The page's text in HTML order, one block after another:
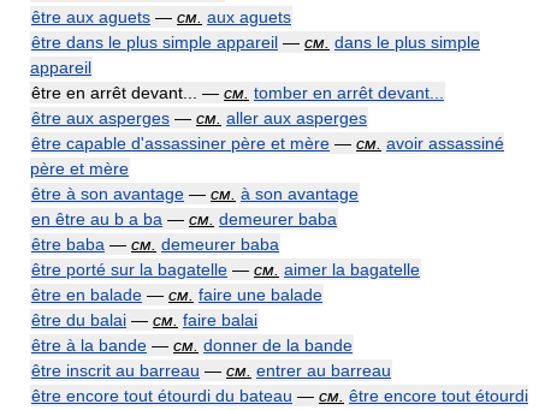
être aux aguets — см. aux aguets
être dans le plus simple appareil — см. dans le plus simple
appareil
être en arrêt devant... — см. tomber en arrêt devant...
être aux asperges — см. aller aux asperges
être capable d'assassiner père et mère — см. avoir assassiné
père et mère
être à son avantage — см. à son avantage
en être au b a ba — см. demeurer baba
être baba — см. demeurer baba
être porté sur la bagatelle — см. aimer la bagatelle
être en balade — см. faire une balade
être du balai — см. faire balai
être à la bande — см. donner de la bande
être inscrit au barreau — см. entrer au barreau
être encore tout étourdi du bateau — см. être encore tout étourdi